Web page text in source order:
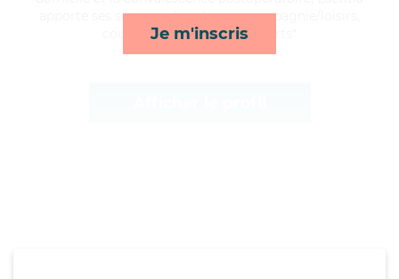
Je m'inscris
apporte ses services de ménage, compagnie/loisirs,
courses/livraison et transports*